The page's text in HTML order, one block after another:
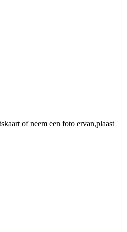
of neem een foto ervan,plaast